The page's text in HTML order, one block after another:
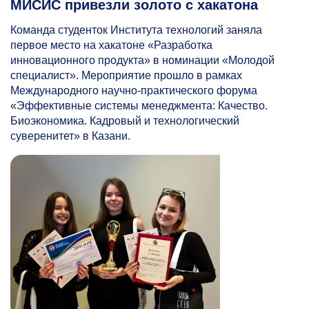
МИСИС привезли золото с хакатона
Команда студенток Института технологий заняла
первое место на хакатоне «Разработка
инновационного продукта» в номинации «Молодой
специалист». Мероприятие прошло в рамках
Международного научно-практического форума
«Эффективные системы менеджмента: Качество.
Биоэкономика. Кадровый и технологический
суверенитет» в Казани.